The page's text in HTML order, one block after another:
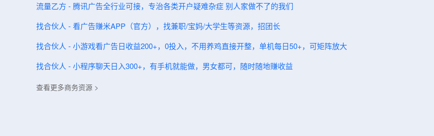
流量乙方 - 腾讯广告全行业可接，专治各类开户疑难杂症 别人家做不了的我们
找合伙人 - 看广告赚米APP（官方），找兼职/宝妈/大学生等资源，招团长
找合伙人 - 小游戏看广告日收益200+，0投入，不用养鸡直接开整，单机每日50+，可矩阵放大
找合伙人 - 小程序聊天日入300+，有手机就能做，男女都可，随时随地赚收益
查看更多商务资源 >